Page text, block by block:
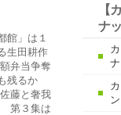
館」は１
生田耕作
弁当争奪
残るか
藤と奢我
第３集は
【
ナ